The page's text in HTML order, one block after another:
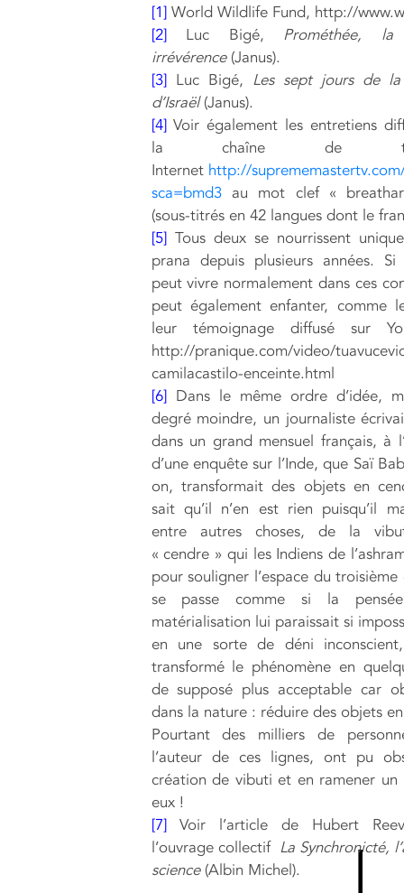
[1]World Wildlife Fund, http://
[2]Luc Bigé, Prométhée, la
irrévérence(Janus).
[3]Luc Bigé, Les sept jours de
d’Israël(Janus).
[4]Voir également les entretiens
la chaîne de
Internet http://
sca=bmd3au mot clef «
(sous-titrés en 42 langues dont le
[5]Tous deux se nourrissent
prana depuis plusieurs années.
peut vivre normalement dans ces
peut également enfanter, comme
leur témoignage diffusé sur
http://pranique.com/video/
camilacastilo-enceinte.html
[6]Dans le même ordre d’idée,
degré moindre, un journaliste
dans un grand mensuel français, à
d’une enquête sur l’Inde, que Saï
on, transformait des objets en
sait qu’il n’en est rien puisqu’il
entre autres choses, de la
« cendre » qui les Indiens de
pour souligner l’espace du
se passe comme si la
matérialisation lui paraissait si
en une sorte de déni
transformé le phénomène en
de supposé plus acceptable car
dans la nature : réduire des objets
Pourtant des milliers de
l’auteur de ces lignes, ont pu
création de vibuti et en ramener un
eux !
[7]Voir l’article de Hubert
l’ouvrage collectif La Synchronicté,
science(Albin Michel).